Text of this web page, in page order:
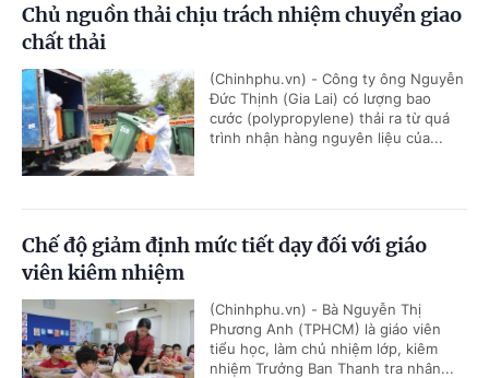
Chủ nguồn thải chịu trách nhiệm chuyển giao
chất thải
(Chinhphu.vn) - Công ty ông Nguyễn
Đức Thịnh (Gia Lai) có lượng bao
cước (polypropylene) thải ra từ quá
trình nhận hàng nguyên liệu của...
Chế độ giảm định mức tiết dạy đối với giáo
viên kiêm nhiệm
(Chinhphu.vn) - Bà Nguyễn Thị
Phương Anh (TPHCM) là giáo viên
tiểu học, làm chủ nhiệm lớp, kiêm
nhiệm Trưởng Ban Thanh tra nhân...